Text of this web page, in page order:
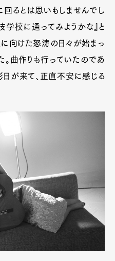
回るとは思いもしませんでし
校に通ってみようかな』と
に向けた怒涛の日々が始まっ
。曲作りも行っていたのであ
日が来て、正直不安に感じる